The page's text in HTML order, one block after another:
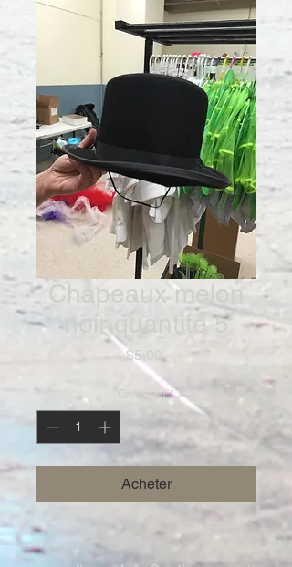
Chapeaux melon
noir quantité 5
$5.00Price
Quantity *
Acheter